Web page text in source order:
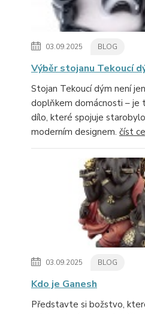
03.09.2025 BLOG
Výběr stojanu Tekoucí
Stojan Tekoucí dým není
doplňkem domácnosti – je
dílo, které spojuje
moderním designem. číst
03.09.2025 BLOG
Kdo je Ganesh
Představte si božstvo,